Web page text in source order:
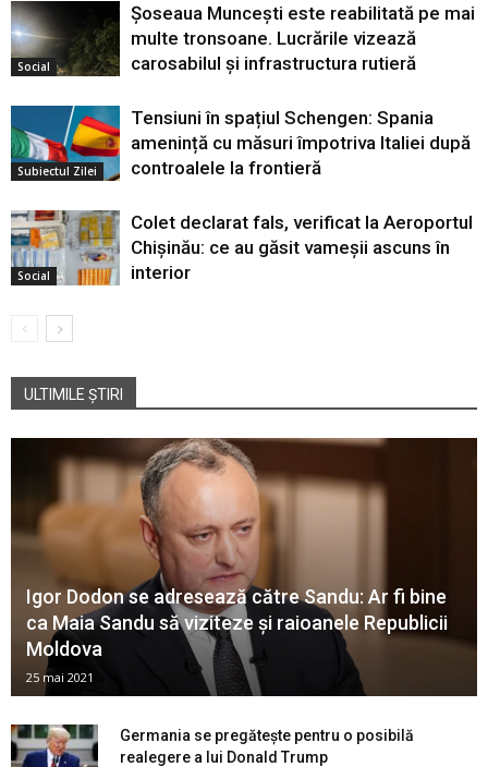
Social
Șoseaua Muncești este reabilitată pe mai
multe tronsoane. Lucrările vizează
carosabilul și infrastructura rutieră
Subiectul Zilei
Tensiuni în spațiul Schengen: Spania
amenință cu măsuri împotriva Italiei după
controalele la frontieră
Social
Colet declarat fals, verificat la Aeroportul
Chișinău: ce au găsit vameșii ascuns în
interior
ULTIMILE ȘTIRI
Igor Dodon se adresează către Sandu: Ar fi bine
ca Maia Sandu să viziteze și raioanele Republicii
Moldova
25 mai 2021
Germania se pregătește pentru o posibilă
realegere a lui Donald Trump